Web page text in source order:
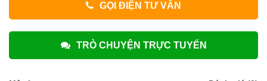
GỌI ĐIỆN TƯ VẤN
TRÒ CHUYỆN TRỰC TUYẾN